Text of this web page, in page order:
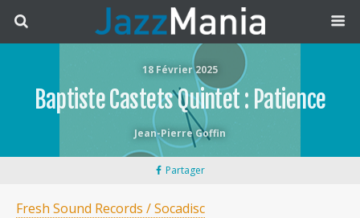
18 Février 2025
Baptiste Castets Quintet : Patience
Jean-Pierre Goffin
Partager
Fresh Sound Records / Socadisc